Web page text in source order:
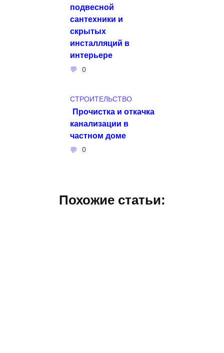
подвесной
сантехники и
скрытых
инсталляций в
интерьере
0
СТРОИТЕЛЬСТВО
Прочистка и откачка
канализации в
частном доме
0
Похожие статьи: